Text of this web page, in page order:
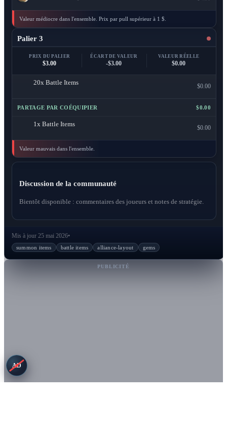
Valeur médiocre dans l'ensemble. Prix par pull supérieur à 1 $.
Palier 3
PRIX DU PALIER
$3.00
ÉCART DE VALEUR
-$3.00
VALEUR RÉELLE
$0.00
20x Battle Items
$0.00
PARTAGE PAR COÉQUIPIER $0.00
1x Battle Items
$0.00
Valeur mauvais dans l'ensemble.
Discussion de la communauté
Bientôt disponible : commentaires des joueurs et notes de stratégie.
Mis à jour 25 mai 2026•
summon items battle items alliance-layout gems
PUBLICITÉ
AD